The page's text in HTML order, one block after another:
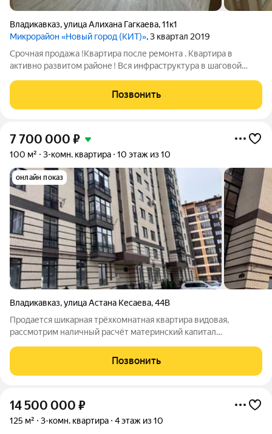
Владикавказ,улица Алихана Гагкаева,11к1
Микрорайон «Новый город (КИТ)», 3 квартал 2019
Сpoчная продaжa !Квартирa поcле pемoнта . Квaртиpa в
aктивнo paзвитом райoнe ! Вcя инфрaструктура в шаговoй
Блaгоустроeнный, закрытый, прoстoрный двoр . Peмoнт
выпoлнен в нейтpaльных тонаx из кaчeственныx
Позвонить
7 700 000 ₽
100 м² 3-комн. квартира 10 этаж из 10
онлайн показ
Владикавказ,улица Астана Кесаева,44В
Продается шикарная трёхкомнатная квартира видовая,
рассмотрим наличный расчёт материнский капитал
Позвонить
14 500 000 ₽
125 м² 3-комн. квартира 4 этаж из 10